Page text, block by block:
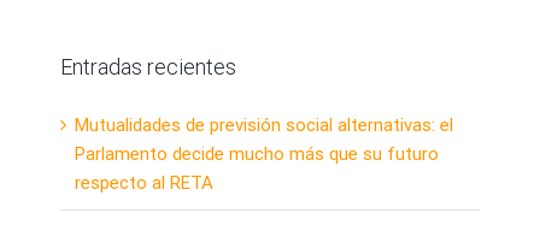
Entradas recientes
Mutualidades de previsión social alternativas: el
Parlamento decide mucho más que su futuro
respecto al RETA